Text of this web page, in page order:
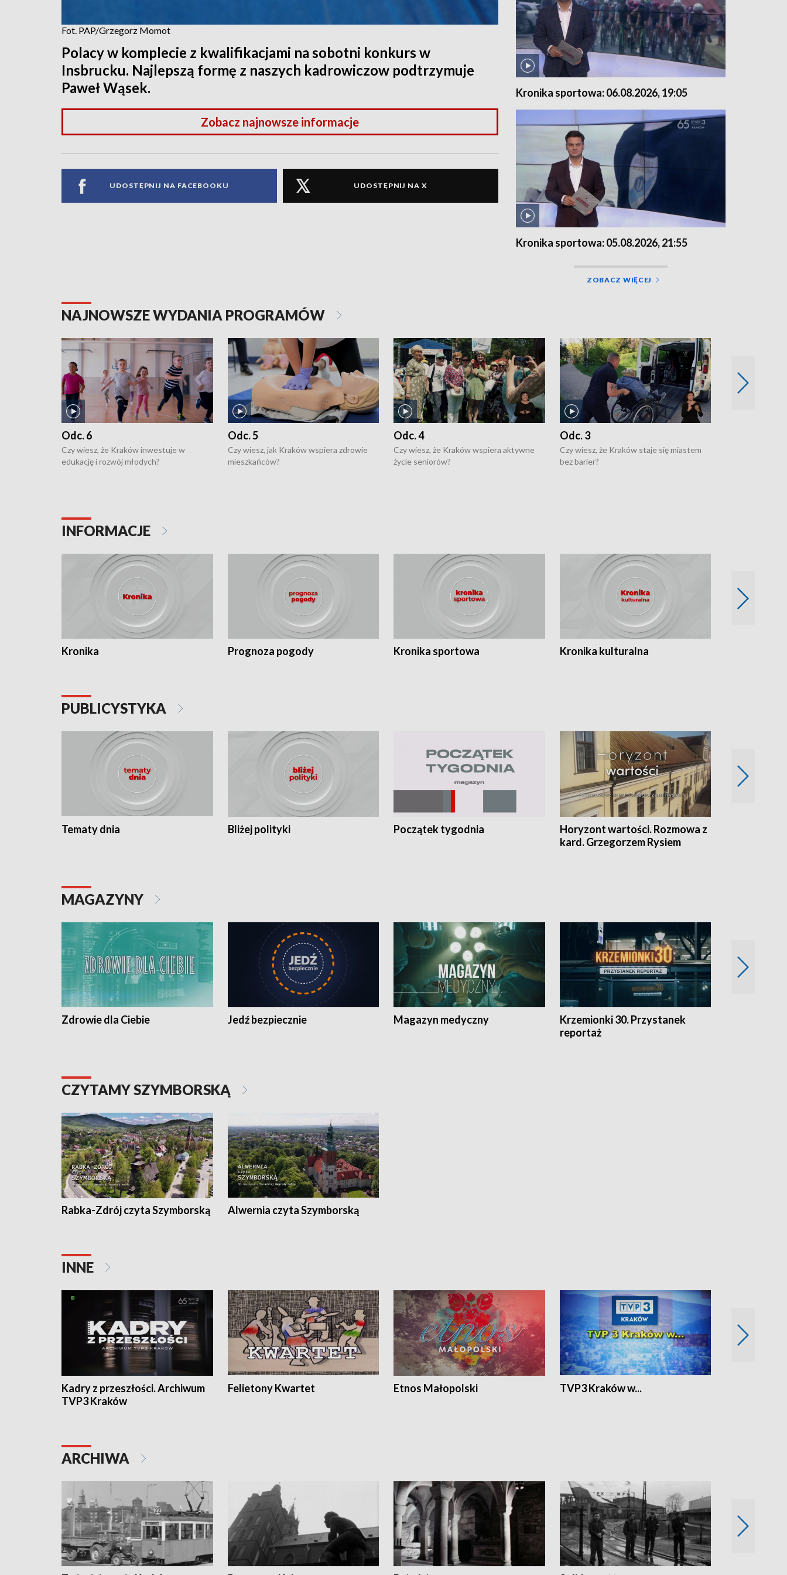
Fot. PAP/Grzegorz Momot
Polacy w komplecie z kwalifikacjami na sobotni konkurs w
Insbrucku. Najlepszą formę z naszych kadrowiczow podtrzymuje
Paweł Wąsek.
Zobacz najnowsze informacje
UDOSTĘPNIJ NA FACEBOOKU UDOSTĘPNIJ NA X
Kronika sportowa: 06.08.2026, 19:05
Kronika sportowa: 05.08.2026, 21:55
ZOBACZ WIĘCEJ
NAJNOWSZE WYDANIA PROGRAMÓW
Odc. 6
Czy wiesz, że Kraków inwestuje w
edukację i rozwój młodych?
Odc. 5
Czy wiesz, jak Kraków wspiera zdrowie
mieszkańców?
Odc. 4
Czy wiesz, że Kraków wspiera aktywne
życie seniorów?
Odc. 3
Czy wiesz, że Kraków staje się miastem
bez barier?
INFORMACJE
Kronika Prognoza pogody Kronika sportowa Kronika kulturalna
PUBLICYSTYKA
Tematy dnia Bliżej polityki Początek tygodnia
Horyzont wartości. Rozmowa z
kard. Grzegorzem Rysiem
MAGAZYNY
Zdrowie dla Ciebie Jedź bezpiecznie Magazyn medyczny
Krzemionki 30. Przystanek
reportaż
CZYTAMY SZYMBORSKĄ
Rabka-Zdrój czyta Szymborską Alwernia czyta Szymborską
INNE
Kadry z przeszłości. Archiwum
TVP3 Kraków
Felietony Kwartet Etnos Małopolski TVP3 Kraków w...
ARCHIWA